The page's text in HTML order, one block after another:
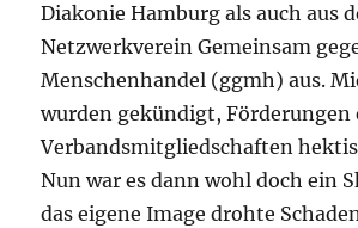
Diakonie Hamburg als auch aus
Netzwerkverein Gemeinsam
Menschenhandel (ggmh) aus.
wurden gekündigt, Förderungen
Verbandsmitgliedschaften
Nun war es dann wohl doch ein
das eigene Image drohte